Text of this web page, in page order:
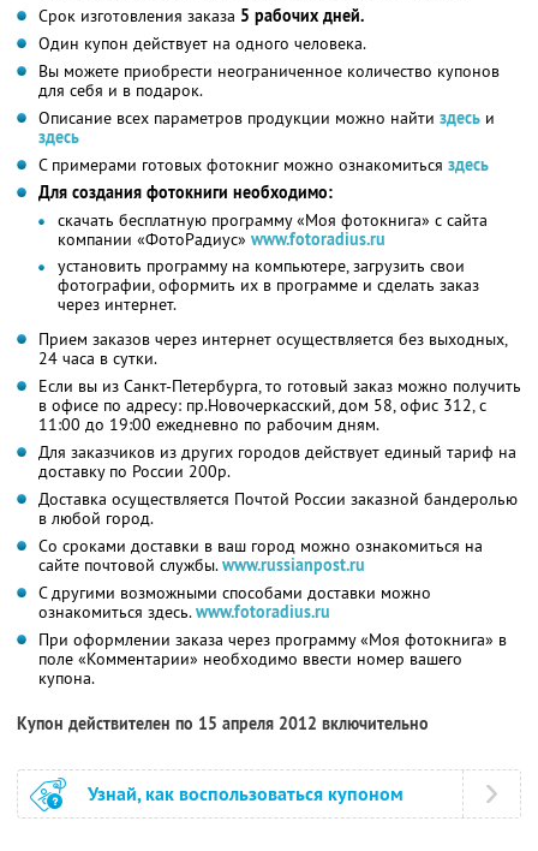
Срок изготовления заказа 5 рабочих дней.
Один купон действует на одного человека.
Вы можете приобрести неограниченное количество купонов
для себя и в подарок.
Описание всех параметров продукции можно найти здесь и
здесь
С примерами готовых фотокниг можно ознакомиться здесь
Для создания фотокниги необходимо:
скачать бесплатную программу «Моя фотокнига» с сайта
компании «ФотоРадиус» www.fotoradius.ru
установить программу на компьютере, загрузить свои
фотографии, оформить их в программе и сделать заказ
через интернет.
Прием заказов через интернет осуществляется без выходных,
24 часа в сутки.
Если вы из Санкт-Петербурга, то готовый заказ можно получить
в офисе по адресу: пр.Новочеркасский, дом 58, офис 312, с
11:00 до 19:00 ежедневно по рабочим дням.
Для заказчиков из других городов действует единый тариф на
доставку по России 200р.
Доставка осуществляется Почтой России заказной бандеролью
в любой город.
Со сроками доставки в ваш город можно ознакомиться на
сайте почтовой службы.www.russianpost.ru
С другими возможными способами доставки можно
ознакомиться здесь.www.fotoradius.ru
При оформлении заказа через программу «Моя фотокнига» в
поле «Комментарии» необходимо ввести номер вашего
купона.
Купон действителен по 15 апреля 2012 включительно
Узнай, как воспользоваться купоном